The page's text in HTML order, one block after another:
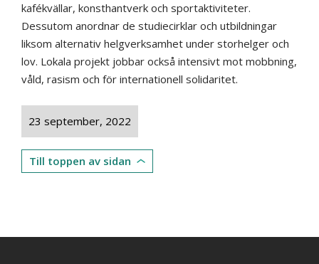
kafékvällar, konsthantverk och sportaktiviteter.
Dessutom anordnar de studiecirklar och utbildningar
liksom alternativ helgverksamhet under storhelger och
lov. Lokala projekt jobbar också intensivt mot mobbning,
våld, rasism och för internationell solidaritet.
23 september, 2022
Till toppen av sidan